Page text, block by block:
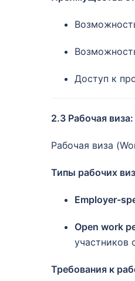
Доступ к
2.3 Рабочая виза:
Рабочая виза
Типы рабочих
Employer-
Open work
участников
Требования к